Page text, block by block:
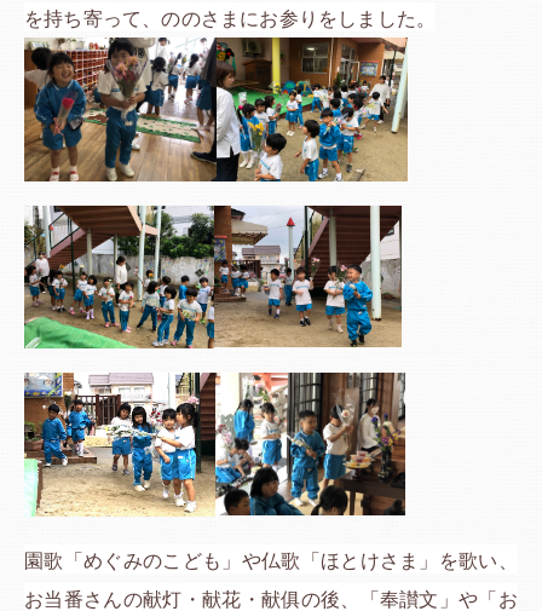
を持ち寄って、ののさまにお参りをしました。
園歌「めぐみのこども」や仏歌「ほとけさま」を歌い、
お当番さんの献灯・献花・献俱の後、「奉讃文」や 「お